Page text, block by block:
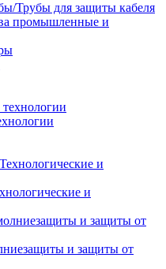
Трубы для защиты кабеля
промышленные и
и
и защиты от